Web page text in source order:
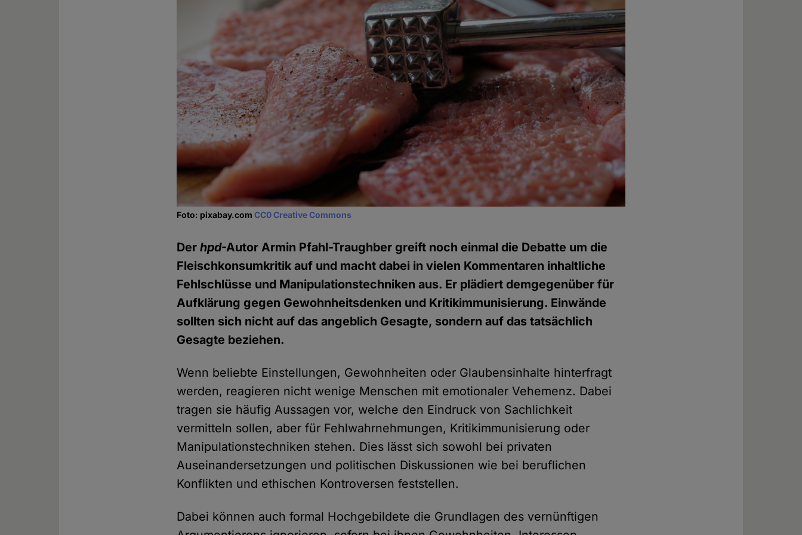
Foto: pixabay.comCC0 Creative Commons
Derhpd-Autor Armin Pfahl-Traughber greift noch einmal die Debatte um die
Fleischkonsumkritik auf und macht dabei in vielen Kommentaren inhaltliche
Fehlschlüsse und Manipulationstechniken aus. Er plädiert demgegenüber für
Aufklärung gegen Gewohnheitsdenken und Kritikimmunisierung. Einwände
sollten sich nicht auf das angeblich Gesagte, sondern auf das tatsächlich
Gesagte beziehen.
Wenn beliebte Einstellungen, Gewohnheiten oder Glaubensinhalte hinterfragt
werden, reagieren nicht wenige Menschen mit emotionaler Vehemenz. Dabei
tragen sie häufig Aussagen vor, welche den Eindruck von Sachlichkeit
vermitteln sollen, aber für Fehlwahrnehmungen, Kritikimmunisierung oder
Manipulationstechniken stehen. Dies lässt sich sowohl bei privaten
Auseinandersetzungen und politischen Diskussionen wie bei beruflichen
Konflikten und ethischen Kontroversen feststellen.
Dabei können auch formal Hochgebildete die Grundlagen des vernünftigen